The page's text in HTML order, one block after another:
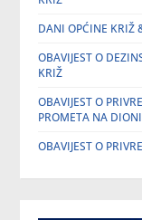
DANI OPĆINE KRIŽ
OBAVIJEST O
KRIŽ
OBAVIJEST O
PROMETA NA
OBAVIJEST O